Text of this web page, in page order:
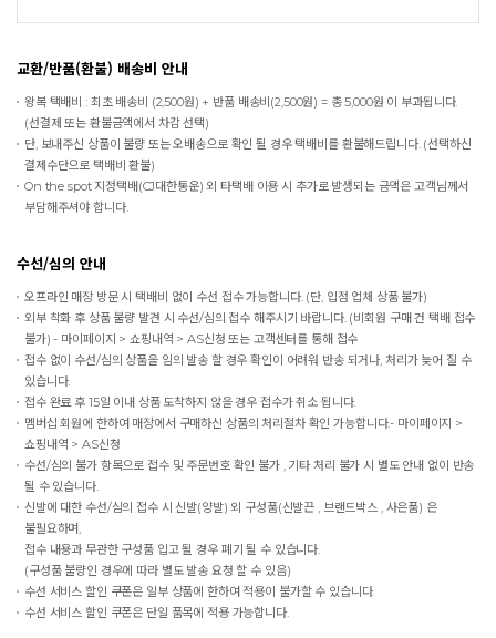
교환/반품(환불) 배송비 안내
왕복 택배비 : 최초 배송비 (2,500원) + 반품 배송비(2,500원) = 총 5,000원 이 부과됩니다.
(선결제 또는 환불금액에서 차감 선택)
단, 보내주신 상품이 불량 또는 오배송으로 확인 될 경우 택배비를 환불해드립니다. (선택하신
결제수단으로 택배비 환불)
On the spot지정택배(CJ대한통운) 외 타택배 이용 시 추가로 발생되는 금액은 고객님께서
부담해주셔야 합니다.
수선/심의 안내
오프라인 매장 방문 시 택배비 없이 수선 접수 가능합니다. (단, 입점 업체 상품 불가)
외부 착화 후 상품 불량 발견 시 수선/심의 접수 해주시기 바랍니다. (비회원 구매 건 택배 접수
불가) - 마이페이지 > 쇼핑내역 > AS신청 또는 고객센터를 통해 접수
접수 없이 수선/심의 상품을 임의 발송 할 경우 확인이 어려워 반송 되거나, 처리가 늦어 질 수
있습니다.
접수 완료 후 15일 이내 상품 도착하지 않을 경우 접수가 취소 됩니다.
멤버십 회원에 한하여 매장에서 구매하신 상품의 처리절차 확인 가능합니다.- 마이페이지 >
쇼핑내역 > AS신청
수선/심의 불가 항목으로 접수 및 주문번호 확인 불가 , 기타 처리 불가 시 별도 안내 없이 반송
될 수 있습니다.
신발에 대한 수선/심의 접수 시 신발(양발) 외 구성품(신발끈 , 브랜드박스 , 사은품) 은
불필요하며,
접수 내용과 무관한 구성품 입고 될 경우 폐기 될 수 있습니다.
(구성품 불량인 경우에 따라 별도 발송 요청 할 수 있음)
수선 서비스 할인 쿠폰은 일부 상품에 한하여 적용이 불가할 수 있습니다.
수선 서비스 할인 쿠폰은 단일 품목에 적용 가능합니다.